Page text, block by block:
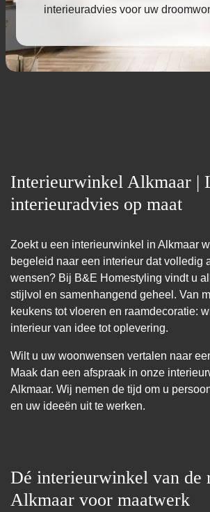
interieuradvies voor uw
Interieurwinkel Alkmaar |
interieuradvies op maat
Zoekt u een interieurwinkel in Alkmaar
begeleid naar een interieur dat volledig
wensen? Bij B&E Homestyling vindt u
stijlvol en samenhangend geheel. Van
keukens tot vloeren en raamdecoratie:
interieur van idee tot oplevering.
Wilt u uw woonwensen vertalen naar
Maak dan een afspraak in onze
Alkmaar. Wij nemen de tijd om u
en uw ideeën uit te werken.
Dé interieurwinkel van de
Alkmaar voor maatwerk